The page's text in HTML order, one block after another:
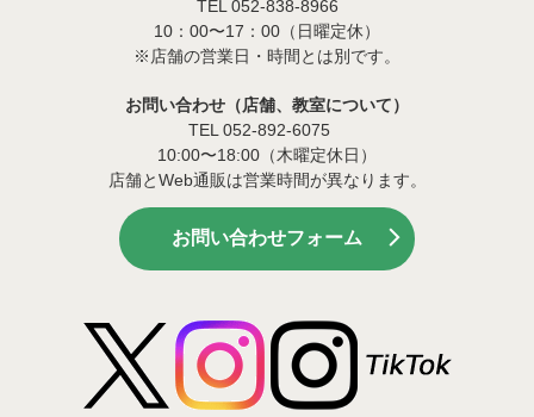
TEL 052-838-8966
10：00〜17：00（日曜定休）
※店舗の営業日・時間とは別です。
お問い合わせ（店舗、教室について）
TEL 052-892-6075
10:00〜18:00（木曜定休日）
店舗とWeb通販は営業時間が異なります。
お問い合わせフォーム